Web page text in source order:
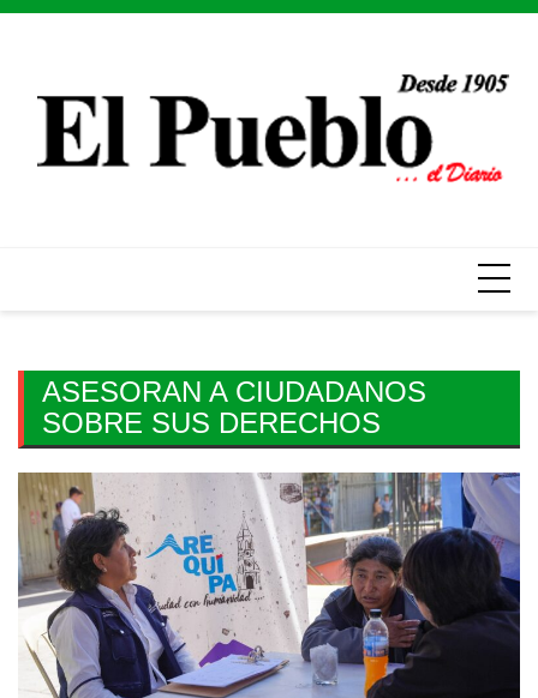
Skip
ASESORAN A CIUDADANOS
SOBRE SUS DERECHOS